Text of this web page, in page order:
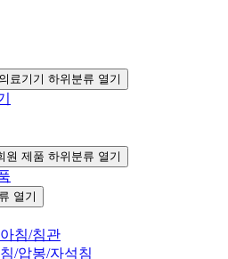
료기기 하위분류 열기
원 제품 하위분류 열기
열기
침/침관
/압봉/자석침